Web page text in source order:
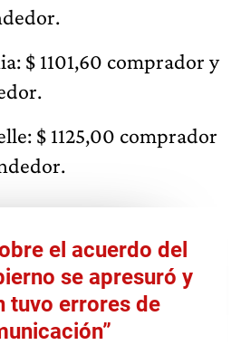
$ 1101,60 comprador y
$ 1125,00 comprador
el acuerdo del
se apresuró y
tuvo errores de